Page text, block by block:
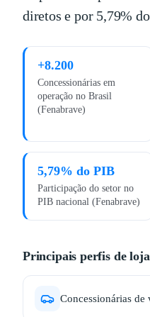
diretos e por 5,79%
+8.200
Concessionárias em
operação no Brasil
(Fenabrave)
5,79% do PIB
Participação do setor no
PIB nacional (Fenabrave)
Principais perfis de
Concessionárias